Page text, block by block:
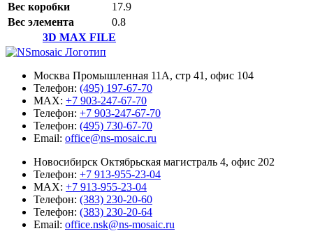
Вес коробки
17.9
Вес элемента
0.8
3D MAX FILE
Москва Промышленная 11А, стр 41, офис 104
Телефон: (495) 197-67-70
MAX: +7 903-247-67-70
Телефон: +7 903-247-67-70
Телефон: (495) 730-67-70
Email: office@ns-mosaic.ru
Новосибирск Октябрьская магистраль 4, офис 202
Телефон: +7 913-955-23-04
MAX: +7 913-955-23-04
Телефон: (383) 230-20-60
Телефон: (383) 230-20-64
Email: office.nsk@ns-mosaic.ru